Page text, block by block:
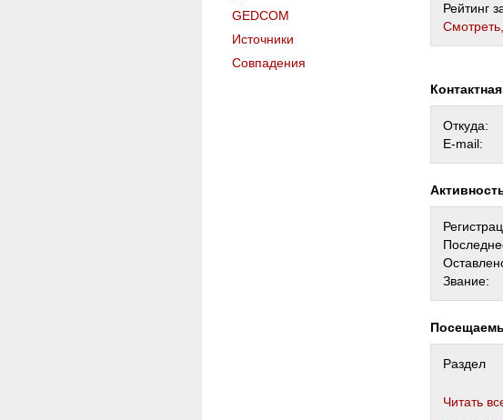
GEDCOM
Источники
Совпадения
Рейтинг
Откуда:
E-mail:
Звание:
Раздел
Читать